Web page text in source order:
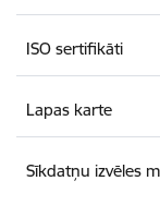
ISO sertifikāti
Lapas karte
Sīkdatņu izvēles